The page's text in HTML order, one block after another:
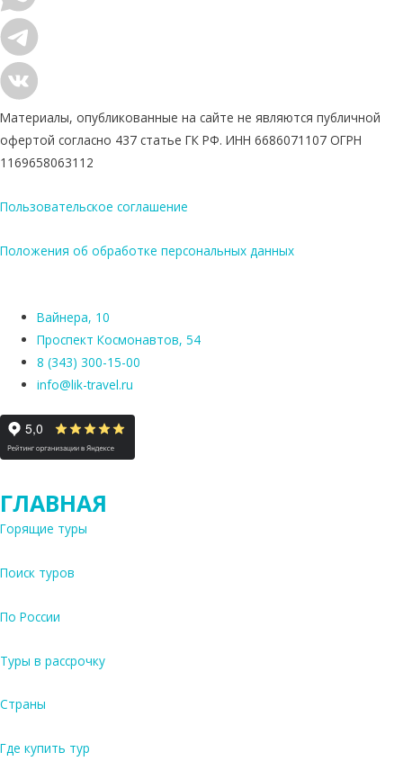
Материалы, опубликованные на сайте не являются публичной
офертой согласно 437 статье ГК РФ. ИНН 6686071107 ОГРН
1169658063112
Пользовательское соглашение
Положения об обработке персональных данных
Вайнера, 10
Проспект Космонавтов, 54
8 (343) 300-15-00
info@lik-travel.ru
ГЛАВНАЯ
Горящие туры
Поиск туров
По России
Туры в рассрочку
Страны
Где купить тур